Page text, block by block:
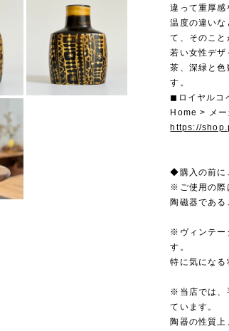
違って重厚
温度の違いな
て、そのこと
若い女性デ
茶、深緑と
す。
◼︎ロイヤルコ
Home > メ
https://
◆購入の前に
※ご使用の際
陶磁器である
※ヴィンテー
す。
特に気になる
※当店では、
ています。
陶器の性質